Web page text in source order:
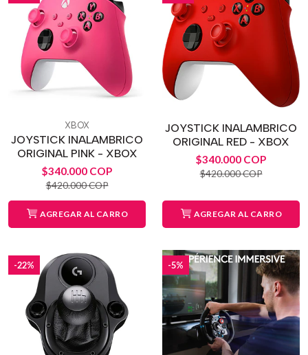
XBOX
JOYSTICK INALAMBRICO
ORIGINAL PINK - XBOX
$340.000 COP
$420.000 COP
AGREGAR AL CARRO
JOYSTICK INALAMBRICO
ORIGINAL RED - XBOX
$340.000 COP
$420.000 COP
AGREGAR AL CARRO
-22% -5%